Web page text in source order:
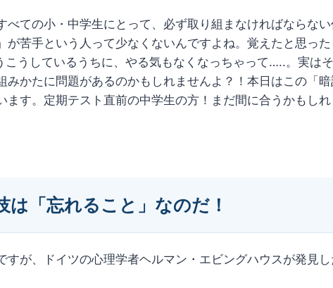
べての小・中学生にとって、必ず取り組まなければならな
が苦手という人って少なくないんですよね。覚えたと思っ
うしているうちに、やる気もなくなっちゃって…..。実は
みかたに問題があるのかもしれませんよ？！本日はこの「
ます。定期テスト直前の中学生の方！まだ間に合うかもしれ
は「忘れること」なのだ！
すが、ドイツの心理学者ヘルマン・エビングハウスが発見